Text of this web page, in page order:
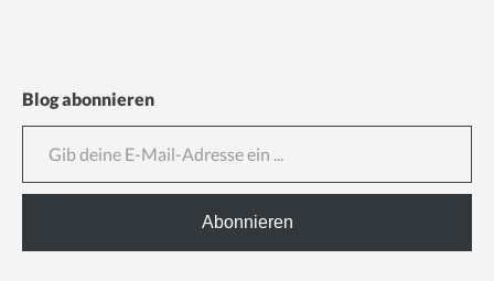
Blog abonnieren
Gib deine E-Mail-Adresse ein ...
Abonnieren